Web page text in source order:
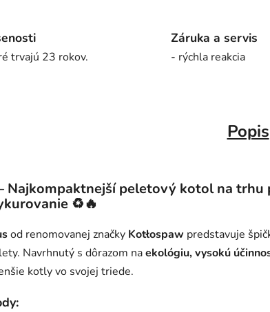
trvajú 23 rokov.
Záruka a servis
- rýchla reakcia
Popis
Najkompaktnejší peletový kotol na trhu
♻🔥
od renomovanej značky Kotłospaw predstavuje
Navrhnutý s dôrazom naekológiu, vysokú
kotly vo svojej triede.